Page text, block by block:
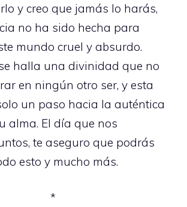
y creo que jamás lo harás,
no ha sido hecha para
mundo cruel y absurdo.
halla una divinidad que no
en ningún otro ser, y esta
un paso hacia la auténtica
alma. El día que nos
te aseguro que podrás
esto y mucho más.
*